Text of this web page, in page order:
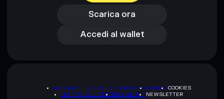
Scarica ora
Accedi al wallet
Accedi al wallet
INFORMATIVA SULLA PRIVACYTERMSCOOKIES
MAPPA DEL SITOBRAND KITNEWSLETTER